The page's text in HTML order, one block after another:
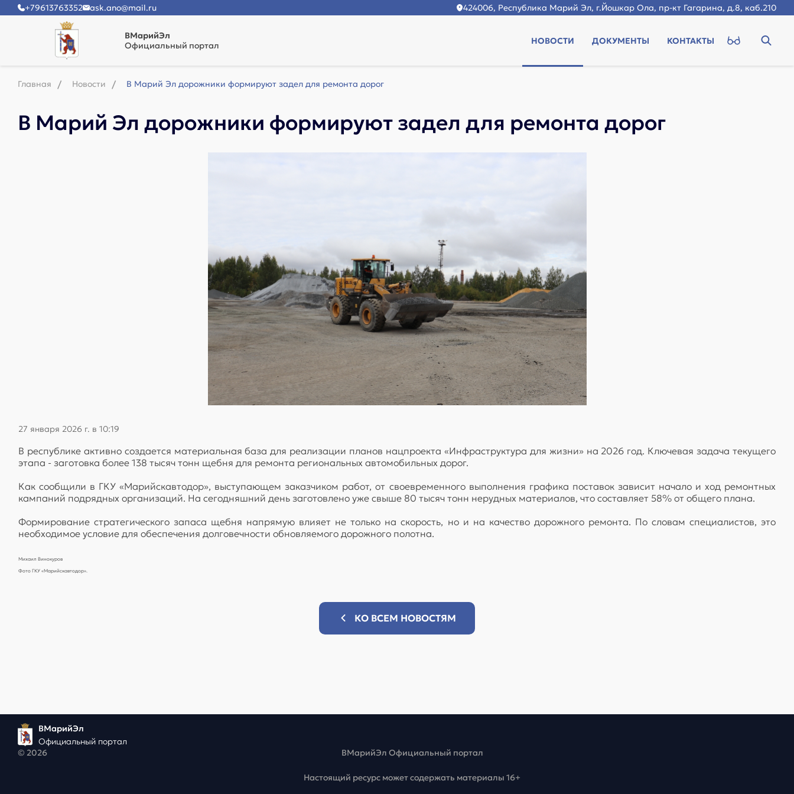
+79613763352 ask.ano@mail.ru 424006, Республика Марий Эл, г.Йошкар Ола, пр-кт Гагарина, д.8, каб.210
ВМарийЭл
Официальный портал
НОВОСТИ ДОКУМЕНТЫ КОНТАКТЫ
Главная Новости В Марий Эл дорожники формируют задел для ремонта дорог
В Марий Эл дорожники формируют задел для ремонта дорог
27 января 2026 г. в 10:19
В республике активно создается материальная база для реализации планов нацпроекта «Инфраструктура для жизни» на 2026 год. Ключевая задача текущего
этапа - заготовка более 138 тысяч тонн щебня для ремонта региональных автомобильных дорог.
Как сообщили в ГКУ «Марийскавтодор», выступающем заказчиком работ, от своевременного выполнения графика поставок зависит начало и ход ремонтных
кампаний подрядных организаций. На сегодняшний день заготовлено уже свыше 80 тысяч тонн нерудных материалов, что составляет 58% от общего плана.
Формирование стратегического запаса щебня напрямую влияет не только на скорость, но и на качество дорожного ремонта. По словам специалистов, это
необходимое условие для обеспечения долговечности обновляемого дорожного полотна.
Михаил Винокуров
Фото ГКУ «Марийскавтодор».
КО ВСЕМ НОВОСТЯМ
ВМарийЭл
Официальный портал
© 2026
ВМарийЭл Официальный портал
Настоящий ресурс может содержать материалы 16+